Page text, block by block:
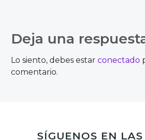
Deja una
Lo siento, debes estarconectado
comentario.
SÍGUENOS EN LAS